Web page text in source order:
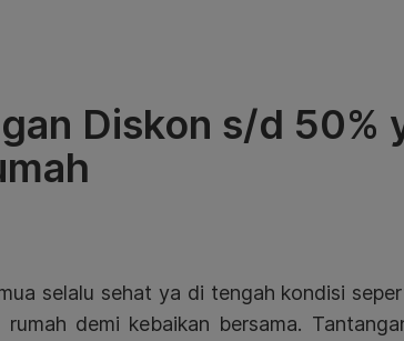
Diskon s/d 50%
selalu sehat ya di tengah kondisi
demi kebaikan bersama.